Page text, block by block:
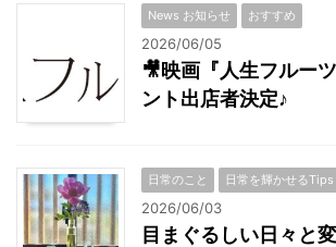
News お知らせ おすすめ
2026/06/05
🎥映画『人生フルー
ント出店者決定♪
日常のこと 日常を輝かせるTips
2026/06/03
目まぐるしい日々と